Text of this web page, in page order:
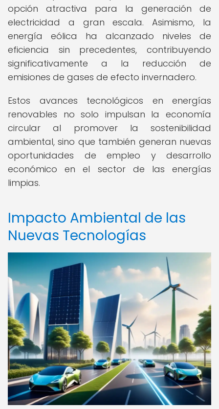
opción atractiva para la generación de
electricidad a gran escala. Asimismo, la
energía eólica ha alcanzado niveles de
eficiencia sin precedentes, contribuyendo
significativamente a la reducción de
emisiones de gases de efecto invernadero.
Estos avances tecnológicos en energías
renovables no solo impulsan la economía
circular al promover la sostenibilidad
ambiental, sino que también generan nuevas
oportunidades de empleo y desarrollo
económico en el sector de las energías
limpias.
Impacto Ambiental de las
Nuevas Tecnologías